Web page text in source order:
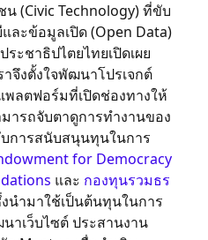
(Civic Technology) ที่ขับ
ละข้อมูลเปิด (Open Data)
ะชาธิปไตยไทยเปิดเผย
จึงตั้งใจพัฒนาโปรเจกต์
พลตฟอร์มที่เปิดช่องทางให้
รถจับตาดูการทำงานของ
บการสนับสนุนทุนในการ
for Democracy
และ กองทุนรวมธร
นำมาใช้เป็นต้นทุนในการ
าเว็บไซต์ ประสานงาน